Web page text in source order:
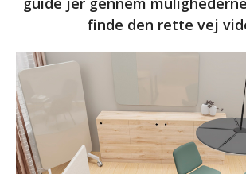
finde den rette vej